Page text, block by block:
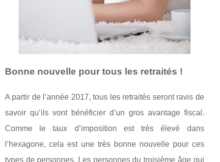
Bonne nouvelle pour tous les retraités !
A partir de l’année 2017, tous les retraités seront ravis de
savoir qu’ils vont bénéficier d’un gros avantage fiscal.
Comme le taux d’imposition est très élevé dans
l’hexagone, cela est une très bonne nouvelle pour ces
types de personnes. Les personnes du troisième âge qui